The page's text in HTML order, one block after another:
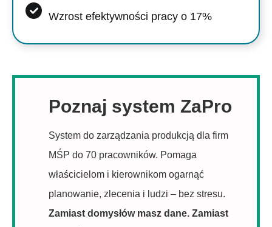
Wzrost efektywności pracy o 17%
Poznaj system ZaPro
System do zarządzania produkcją dla firm
MŚP do 70 pracowników. Pomaga
właścicielom i kierownikom ogarnąć
planowanie, zlecenia i ludzi – bez stresu.
Zamiast domysłów masz dane. Zamiast